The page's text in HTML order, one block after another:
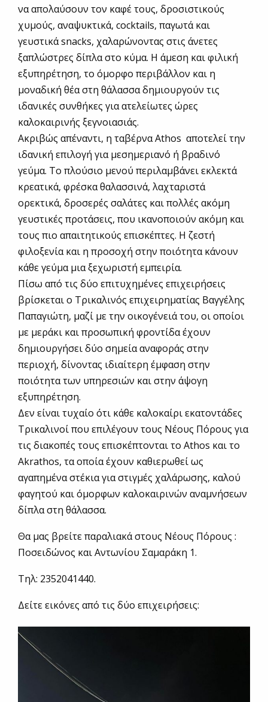
να απολαύσουν τον καφέ τους, δροσιστικούς
χυμούς, αναψυκτικά, cocktails, παγωτά και
γευστικά snacks, χαλαρώνοντας στις άνετες
ξαπλώστρες δίπλα στο κύμα. Η άμεση και φιλική
εξυπηρέτηση, το όμορφο περιβάλλον και η
μοναδική θέα στη θάλασσα δημιουργούν τις
ιδανικές συνθήκες για ατελείωτες ώρες
καλοκαιρινής ξεγνοιασιάς.
Ακριβώς απέναντι, η ταβέρνα Athos αποτελεί την
ιδανική επιλογή για μεσημεριανό ή βραδινό
γεύμα. Το πλούσιο μενού περιλαμβάνει εκλεκτά
κρεατικά, φρέσκα θαλασσινά, λαχταριστά
ορεκτικά, δροσερές σαλάτες και πολλές ακόμη
γευστικές προτάσεις, που ικανοποιούν ακόμη και
τους πιο απαιτητικούς επισκέπτες. Η ζεστή
φιλοξενία και η προσοχή στην ποιότητα κάνουν
κάθε γεύμα μια ξεχωριστή εμπειρία.
Πίσω από τις δύο επιτυχημένες επιχειρήσεις
βρίσκεται ο Τρικαλινός επιχειρηματίας Βαγγέλης
Παπαγιώτη, μαζί με την οικογένειά του, οι οποίοι
με μεράκι και προσωπική φροντίδα έχουν
δημιουργήσει δύο σημεία αναφοράς στην
περιοχή, δίνοντας ιδιαίτερη έμφαση στην
ποιότητα των υπηρεσιών και στην άψογη
εξυπηρέτηση.
Δεν είναι τυχαίο ότι κάθε καλοκαίρι εκατοντάδες
Τρικαλινοί που επιλέγουν τους Νέους Πόρους για
τις διακοπές τους επισκέπτονται το Athos και το
Akrathos, τα οποία έχουν καθιερωθεί ως
αγαπημένα στέκια για στιγμές χαλάρωσης, καλού
φαγητού και όμορφων καλοκαιρινών αναμνήσεων
δίπλα στη θάλασσα.
Θα μας βρείτε παραλιακά στους Νέους Πόρους :
Ποσειδώνος και Αντωνίου Σαμαράκη 1.
Τηλ: 2352041440.
Δείτε εικόνες από τις δύο επιχειρήσεις: